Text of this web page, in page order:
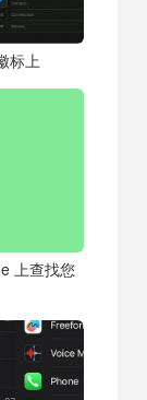
标上
上查找您